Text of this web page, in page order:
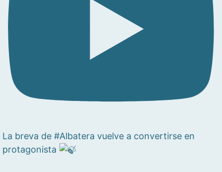
La breva de #Albatera vuelve a convertirse en
protagonista